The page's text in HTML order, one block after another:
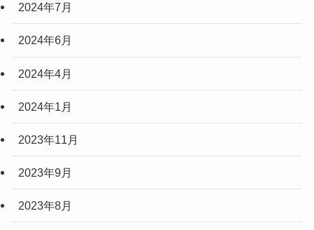
2024年7月
2024年6月
2024年4月
2024年1月
2023年11月
2023年9月
2023年8月